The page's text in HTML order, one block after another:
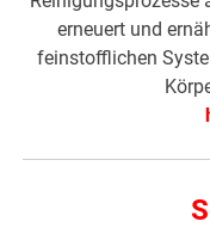
erneuert und
feinstofflichen